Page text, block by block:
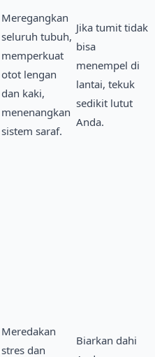
Meregangkan
seluruh tubuh,
memperkuat
otot lengan
dan kaki,
menenangkan
sistem saraf.
Jika tumit tidak
bisa
menempel di
lantai, tekuk
sedikit lutut
Anda.
Meredakan
stres dan
Biarkan dahi